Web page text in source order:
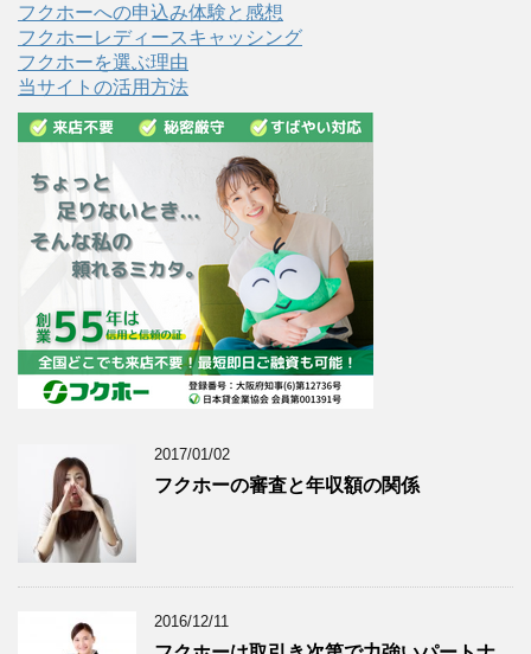
フクホーへの申込み体験と感想
フクホーレディースキャッシング
フクホーを選ぶ理由
当サイトの活用方法
2017/01/02
フクホーの審査と年収額の関係
2016/12/11